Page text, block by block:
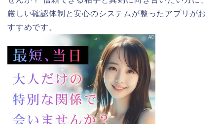
厳しい確認体制と安心のシステムが整ったアプリがお
すすめです。